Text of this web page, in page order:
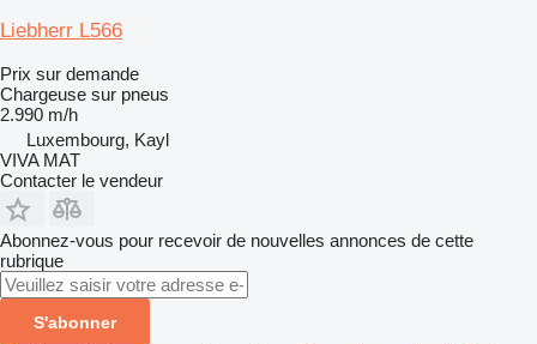
Liebherr L566
Prix sur demande
Chargeuse sur pneus
2.990 m/h
Luxembourg, Kayl
VIVA MAT
Contacter le vendeur
Abonnez-vous pour recevoir de nouvelles annonces de cette
rubrique
S'abonner